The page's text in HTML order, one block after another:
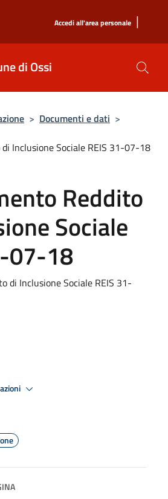
Accedi all'area personale |
di Ossi
> Documenti e dati >
Inclusione Sociale REIS 31-07-18
Reddito
Sociale
07-18
di Inclusione Sociale REIS 31-